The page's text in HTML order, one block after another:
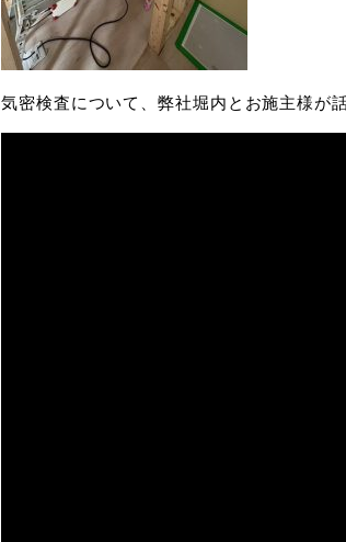
気密検査について、弊社堀内とお施主様が